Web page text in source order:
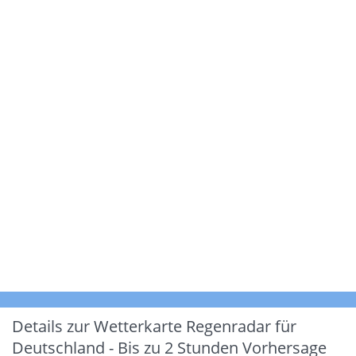
Details zur Wetterkarte Regenradar für
Deutschland - Bis zu 2 Stunden Vorhersage